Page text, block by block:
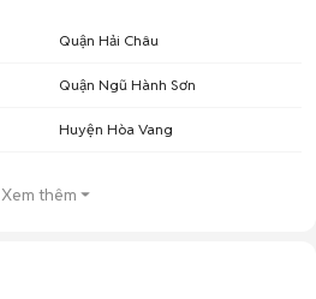
Quận Hải Châu
Quận Ngũ Hành Sơn
Huyện Hòa Vang
Xem thêm